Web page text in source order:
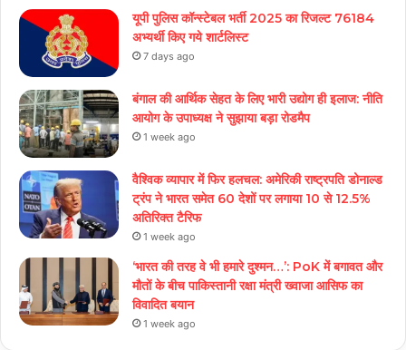
यूपी पुलिस कॉन्स्टेबल भर्ती 2025 का रिजल्ट 76184
अभ्यर्थी किए गये शार्टलिस्ट
7 days ago
बंगाल की आर्थिक सेहत के लिए भारी उद्योग ही इलाज: नीत‌ि
आयोग के उपाध्यक्ष ने सुझाया बड़ा रोडमैप
1 week ago
वैश्विक व्यापार में फिर हलचल: अमेरिकी राष्ट्रपति डोनाल्ड
ट्रंप ने भारत समेत 60 देशों पर लगाया 10 से 12.5%
अतिरिक्त टैरिफ
1 week ago
‘भारत की तरह वे भी हमारे दुश्मन…’: PoK में बगावत और
मौतों के बीच पाकिस्तानी रक्षा मंत्री ख्वाजा आसिफ का
विवादित बयान
1 week ago